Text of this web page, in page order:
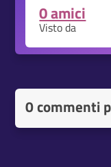
0 amici
Visto da
0 commenti